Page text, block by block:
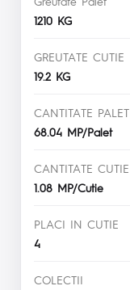
1210 KG
GREUTATE CUTIE
19.2 KG
CANTITATE PALET
68.04 MP/Palet
CANTITATE CUTIE
1.08 MP/Cutie
PLACI IN CUTIE
4
COLECTII